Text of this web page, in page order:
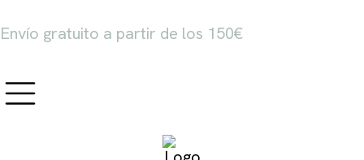
Envío gratuito a partir de los 150€